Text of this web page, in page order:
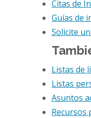
Citas de
Guías de
Solicite
Listas de
Listas
Asuntos
Recursos